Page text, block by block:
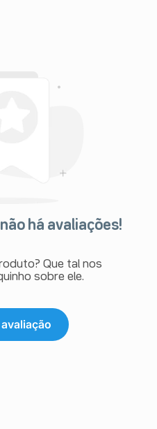
há avaliações!
Que tal nos
sobre ele.